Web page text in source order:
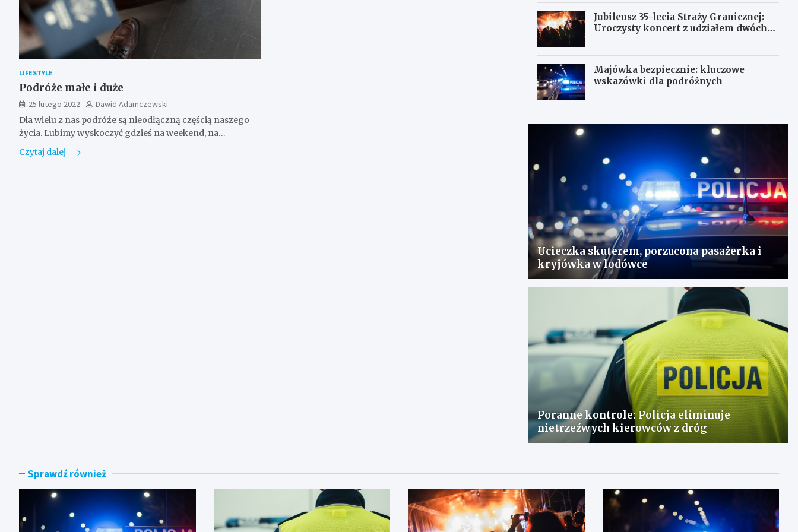
LIFESTYLE
Podróże małe i duże
25 lutego 2022
Dawid Adamczewski
Dla wielu z nas podróże są nieodłączną częścią naszego
życia. Lubimy wyskoczyć gdzieś na weekend, na…
Czytaj dalej
Jubileusz 35-lecia Straży Granicznej:
Uroczysty koncert z udziałem dwóch
Majówka bezpiecznie: kluczowe
wskazówki dla podróżnych
Ucieczka skuterem, porzucona pasażerka i
kryjówka w lodówce
Poranne kontrole: Policja eliminuje
nietrzeźwych kierowców z dróg
Sprawdź również